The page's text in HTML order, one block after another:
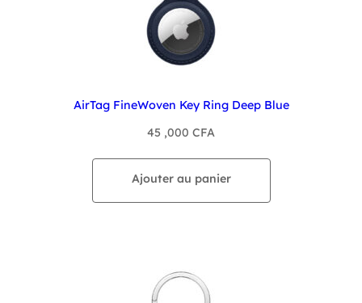
AirTag FineWoven Key Ring Deep Blue
45 ,000 CFA
Ajouter au panier